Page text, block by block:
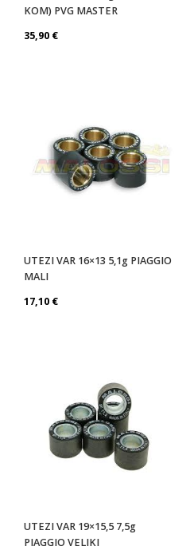
KOM) PVG MASTER
35,90 €
UTEZI VAR 16×13 5,1g PIAGGIO
MALI
17,10 €
UTEZI VAR 19×15,5 7,5g
PIAGGIO VELIKI